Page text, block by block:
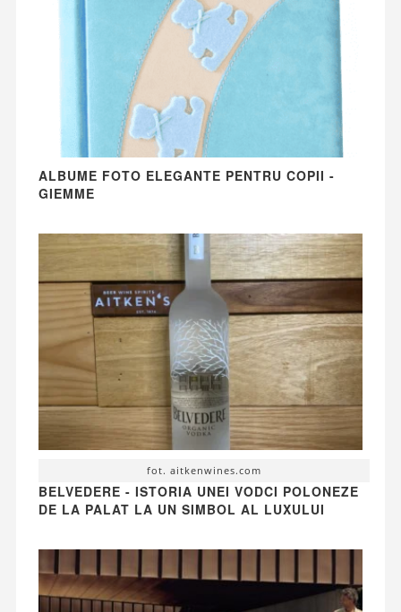
ALBUME FOTO ELEGANTE PENTRU COPII -
GIEMME
fot. aitkenwines.com
BELVEDERE - ISTORIA UNEI VODCI POLONEZE
DE LA PALAT LA UN SIMBOL AL LUXULUI